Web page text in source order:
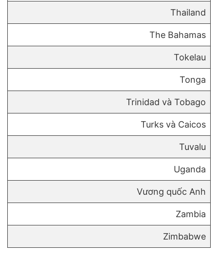
Thailand
The Bahamas
Tokelau
Tonga
Trinidad và Tobago
Turks và Caicos
Tuvalu
Uganda
Vương quốc Anh
Zambia
Zimbabwe